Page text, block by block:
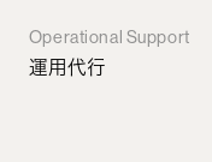
Operational Support
運用代行